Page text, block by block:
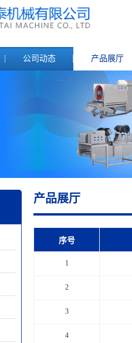
公司动态 产品展厅
产品展厅
序号
1
2
3
4